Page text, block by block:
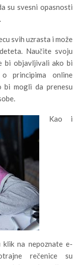
su svesni opasnosti
svih uzrasta i može
Naučite svoju
bi objavljivali ako bi
principima online
bi mogli da prenesu
Kao i
na nepoznate e-
rečenice su